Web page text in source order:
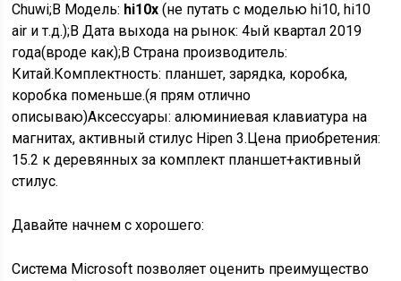
Chuwi;В Модель: hi10x (не путать с моделью hi10, hi10
air и т.д.);В Дата выхода на рынок: 4ый квартал 2019
года(вроде как);В Страна производитель:
Китай.Комплектность: планшет, зарядка, коробка,
коробка поменьше.(я прям отлично
описываю)Аксессуары: алюминиевая клавиатура на
магнитах, активный стилус Hipen 3.Цена приобретения:
15.2 к деревянных за комплект планшет+активный
стилус.
Давайте начнем с хорошего:
Система Microsoft позволяет оценить преимущество